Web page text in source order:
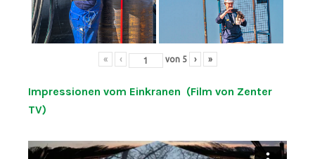
« ‹ von 5 › »
Impressionen vom Einkranen (Film von Zenter
TV)